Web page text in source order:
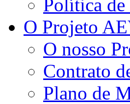
Política
O Projeto
O nosso
Contrato
Plano de